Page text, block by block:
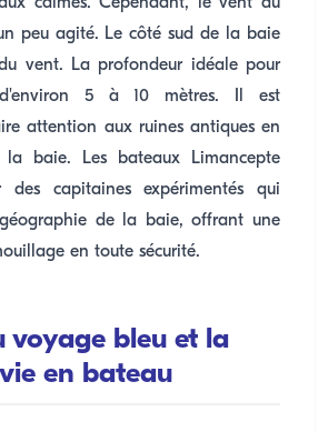
peu agité. Le côté sud de la baie
vent. La profondeur idéale pour
d'environ 5 à 10 mètres. Il est
attention aux ruines antiques en
baie. Les bateaux Limancepte
capitaines expérimentés qui
de la baie, offrant une
en toute sécurité.
voyage bleu et la
en bateau